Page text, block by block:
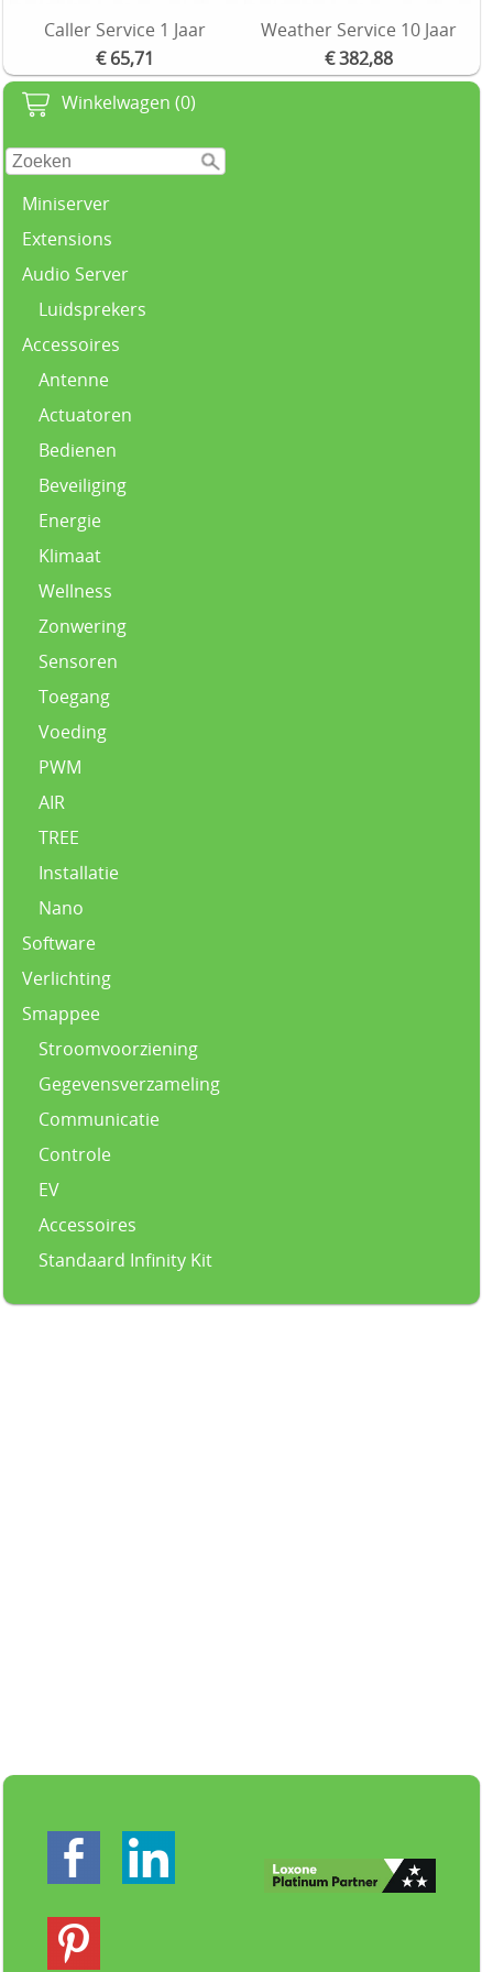
Winkelwagen (0)
Miniserver
Extensions
Audio Server
Luidsprekers
Accessoires
Antenne
Actuatoren
Bedienen
Beveiliging
Energie
Klimaat
Wellness
Zonwering
Sensoren
Toegang
Voeding
PWM
AIR
TREE
Installatie
Nano
Software
Verlichting
Smappee
Stroomvoorziening
Gegevensverzameling
Communicatie
Controle
EV
Accessoires
Standaard Infinity Kit
Caller Service 1 Jaar
€ 65,71
Weather Service 10 Jaar
€ 382,88